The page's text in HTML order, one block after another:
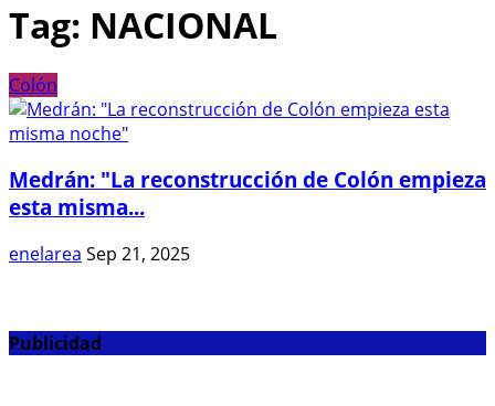
Tag: NACIONAL
Colón
Medrán: "La reconstrucción de Colón empieza
esta misma...
enelarea Sep 21, 2025
Publicidad